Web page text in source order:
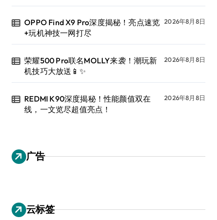
OPPO Find X9 Pro深度揭秘！亮点速览
+玩机神技一网打尽
2026年8月8日
荣耀500 Pro联名MOLLY来袭！潮玩新
机技巧大放送📱✨
2026年8月8日
REDMI K90深度揭秘！性能颜值双在
线，一文览尽超值亮点！
2026年8月8日
广告
云标签